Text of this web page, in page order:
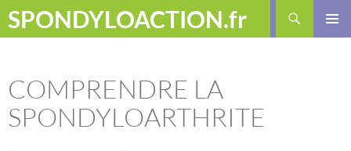
Aller
auSPONDYLOACTION.fr
Recherche
COMPRENDRE LA
SPONDYLOARTHRITE